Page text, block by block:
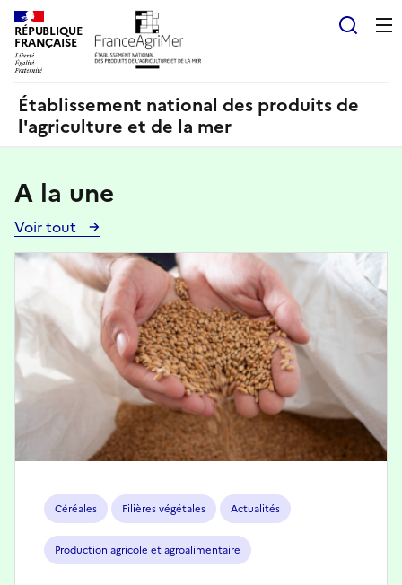
RÉPUBLIQUE
FRANÇAISE
Établissement national des produits de
l'agriculture et de la mer
A la une
Voir tout
Voir
toutes
les
actualités
Céréales Filières végétales Actualités
Production agricole et agroalimentaire
Image
Panneau de gestion des cookies